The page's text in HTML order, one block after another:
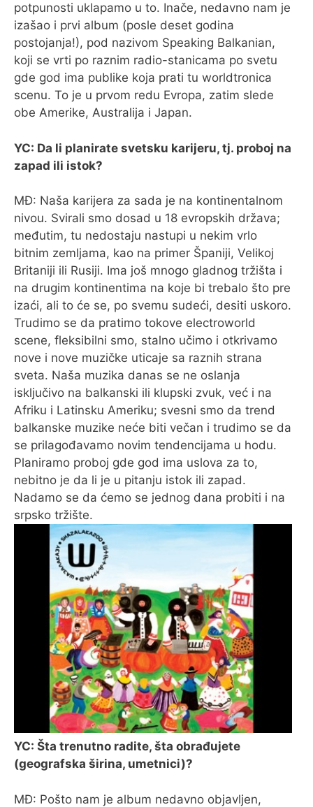
potpunosti uklapamo u to. Inače, nedavno nam je
izašao i prvi album (posle deset godina
postojanja!), pod nazivom Speaking Balkanian,
koji se vrti po raznim radio-stanicama po svetu
gde god ima publike koja prati tu worldtronica
scenu. To je u prvom redu Evropa, zatim slede
obe Amerike, Australija i Japan.
YC: Da li planirate svetsku karijeru, tj. proboj na
zapad ili istok?
MĐ: Naša karijera za sada je na kontinentalnom
nivou. Svirali smo dosad u 18 evropskih država;
međutim, tu nedostaju nastupi u nekim vrlo
bitnim zemljama, kao na primer Španiji, Velikoj
Britaniji ili Rusiji. Ima još mnogo gladnog tržišta i
na drugim kontinentima na koje bi trebalo što pre
izaći, ali to će se, po svemu sudeći, desiti uskoro.
Trudimo se da pratimo tokove electroworld
scene, fleksibilni smo, stalno učimo i otkrivamo
nove i nove muzičke uticaje sa raznih strana
sveta. Naša muzika danas se ne oslanja
isključivo na balkanski ili klupski zvuk, već i na
Afriku i Latinsku Ameriku; svesni smo da trend
balkanske muzike neće biti večan i trudimo se da
se prilagođavamo novim tendencijama u hodu.
Planiramo proboj gde god ima uslova za to,
nebitno je da li je u pitanju istok ili zapad.
Nadamo se da ćemo se jednog dana probiti i na
srpsko tržište.
YC: Šta trenutno radite, šta obrađujete
(geografska širina, umetnici)?
MĐ: Pošto nam je album nedavno objavljen,